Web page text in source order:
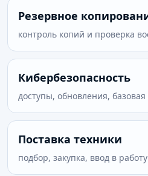
Резервное
контроль копий и проверка
Кибербезопасность
доступы, обновления,
Поставка техники
подбор, закупка, ввод в работу